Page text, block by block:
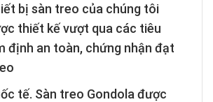
bị sàn treo của chúng tôi
thiết kế vượt qua các tiêu
định an toàn, chứng nhận đạt
tế. Sàn treo Gondola được